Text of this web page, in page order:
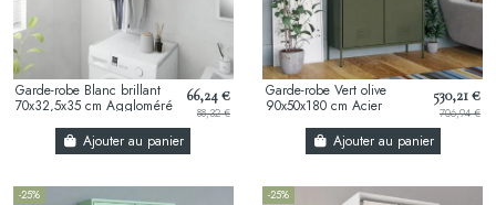
Garde-robe Blanc brillant
70x32,5x35 cm Aggloméré
66,24 €
88,32 €
Ajouter au panier
Garde-robe Vert olive
90x50x180 cm Acier
530,21 €
706,94 €
Ajouter au panier
-25% -25%